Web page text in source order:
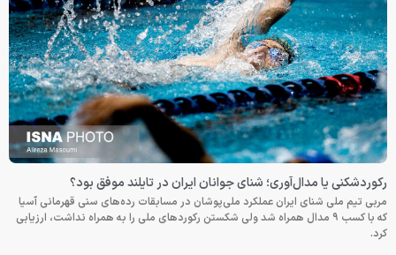
رکوردشکنی یا مدال‌آوری؛ شنای جوانان ایران در تایلند موفق بود؟
مربی تیم ملی شنای ایران عملکرد ملی‌پوشان در مسابقات رده‌های سنی قهرمانی آسیا
که با کسب ۹ مدال همراه شد ولی شکستن رکوردهای ملی را به همراه نداشت، ارزیابی
کرد.